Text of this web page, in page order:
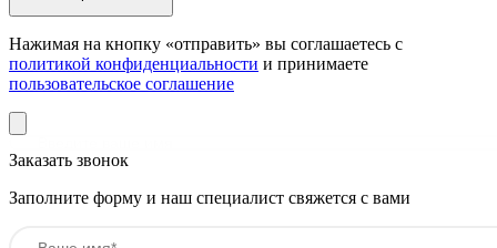
Нажимая на кнопку «отправить» вы соглашаетесь с
политикой конфиденциальности и принимаете
пользовательское соглашение
Заказать звонок
Заполните форму и наш специалист свяжется с вами